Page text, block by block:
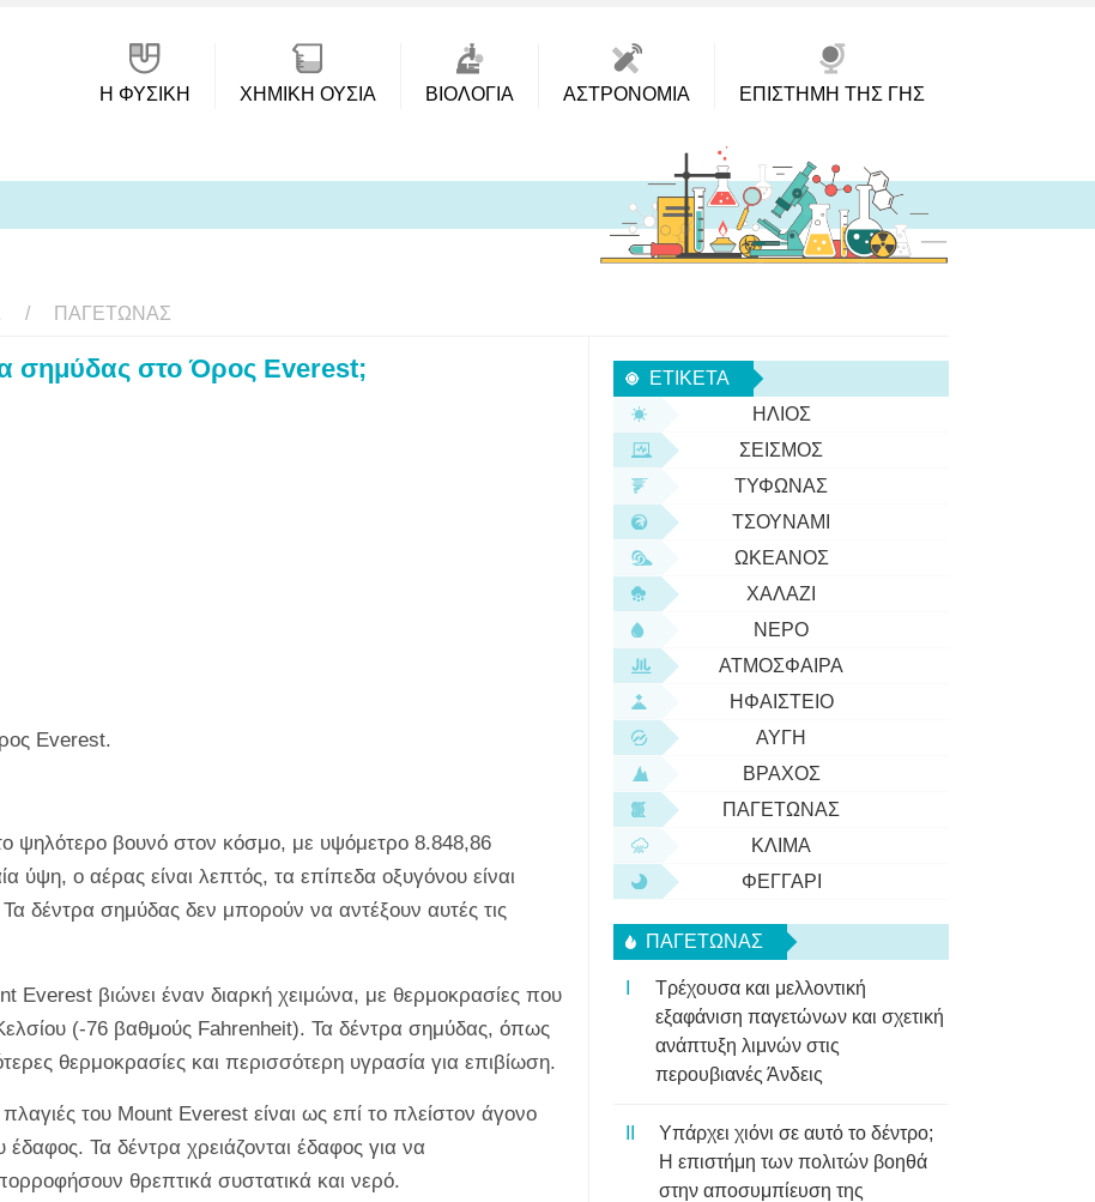
Η ΦΥΣΙΚΗ ΧΗΜΙΚΉ ΟΥΣΊΑ ΒΙΟΛΟΓΊΑ ΑΣΤΡΟΝΟΜΊΑ ΕΠΙΣΤΉΜΗ ΤΗΣ ΓΗΣ
ΠΑΓΕΤΏΝΑΣ
σημύδας στο Όρος Everest;
Everest.
ψηλότερο βουνό στον κόσμο, με υψόμετρο 8.848,86
ύψη, ο αέρας είναι λεπτός, τα επίπεδα οξυγόνου είναι
δέντρα σημύδας δεν μπορούν να αντέξουν αυτές τις
Everest βιώνει έναν διαρκή χειμώνα, με θερμοκρασίες που
(-76 βαθμούς Fahrenheit). Τα δέντρα σημύδας, όπως
θερμοκρασίες και περισσότερη υγρασία για επιβίωση.
του Mount Everest είναι ως επί το πλείστον άγονο
Τα δέντρα χρειάζονται έδαφος για να
θρεπτικά συστατικά και νερό.
ΕΤΙΚΈΤΑ
ΉΛΙΟΣ
ΣΕΙΣΜΌΣ
ΤΥΦΏΝΑΣ
ΤΣΟΥΝΆΜΙ
ΩΚΕΑΝΌΣ
ΧΑΛΆΖΙ
ΝΕΡΌ
ΑΤΜΌΣΦΑΙΡΑ
ΗΦΑΊΣΤΕΙΟ
ΑΥΓΉ
ΒΡΆΧΟΣ
ΠΑΓΕΤΏΝΑΣ
ΚΛΊΜΑ
ΦΕΓΓΆΡΙ
ΠΑΓΕΤΏΝΑΣ
Τρέχουσα και μελλοντική
εξαφάνιση παγετώνων και σχετική
ανάπτυξη λιμνών στις
περουβιανές Άνδεις
Υπάρχει χιόνι σε αυτό το δέντρο;
Η επιστήμη των πολιτών βοηθά
στην αποσυμπίευση της